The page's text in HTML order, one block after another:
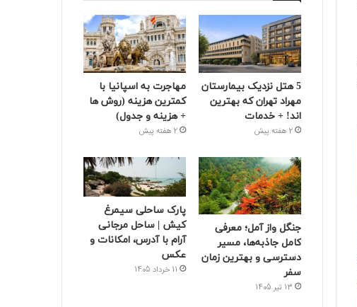
5 هتل نزدیک بیمارستان
مهراد تهران که بهترین‌
اند! + خدمات
2 هفته پیش
مهاجرت به اسپانیا با
کمترین هزینه (روش ها
+ هزینه و جدول)
2 هفته پیش
جنگل واز آمل؛ معرفی
کامل جاذبه‌ها، مسیر
دسترسی و بهترین زمان
سفر
13 تیر 1405
پارک ساحلی سیمرغ
کیش | ساحل مرجانی
آرام با آدرس، امکانات و
عکس
11 خرداد 1405